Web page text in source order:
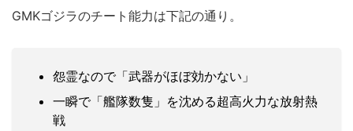
GMKゴジラのチート能力は下記の通り。
怨霊なので「武器がほぼ効かない」
一瞬で「艦隊数隻」を沈める超高火力な放射熱
戦